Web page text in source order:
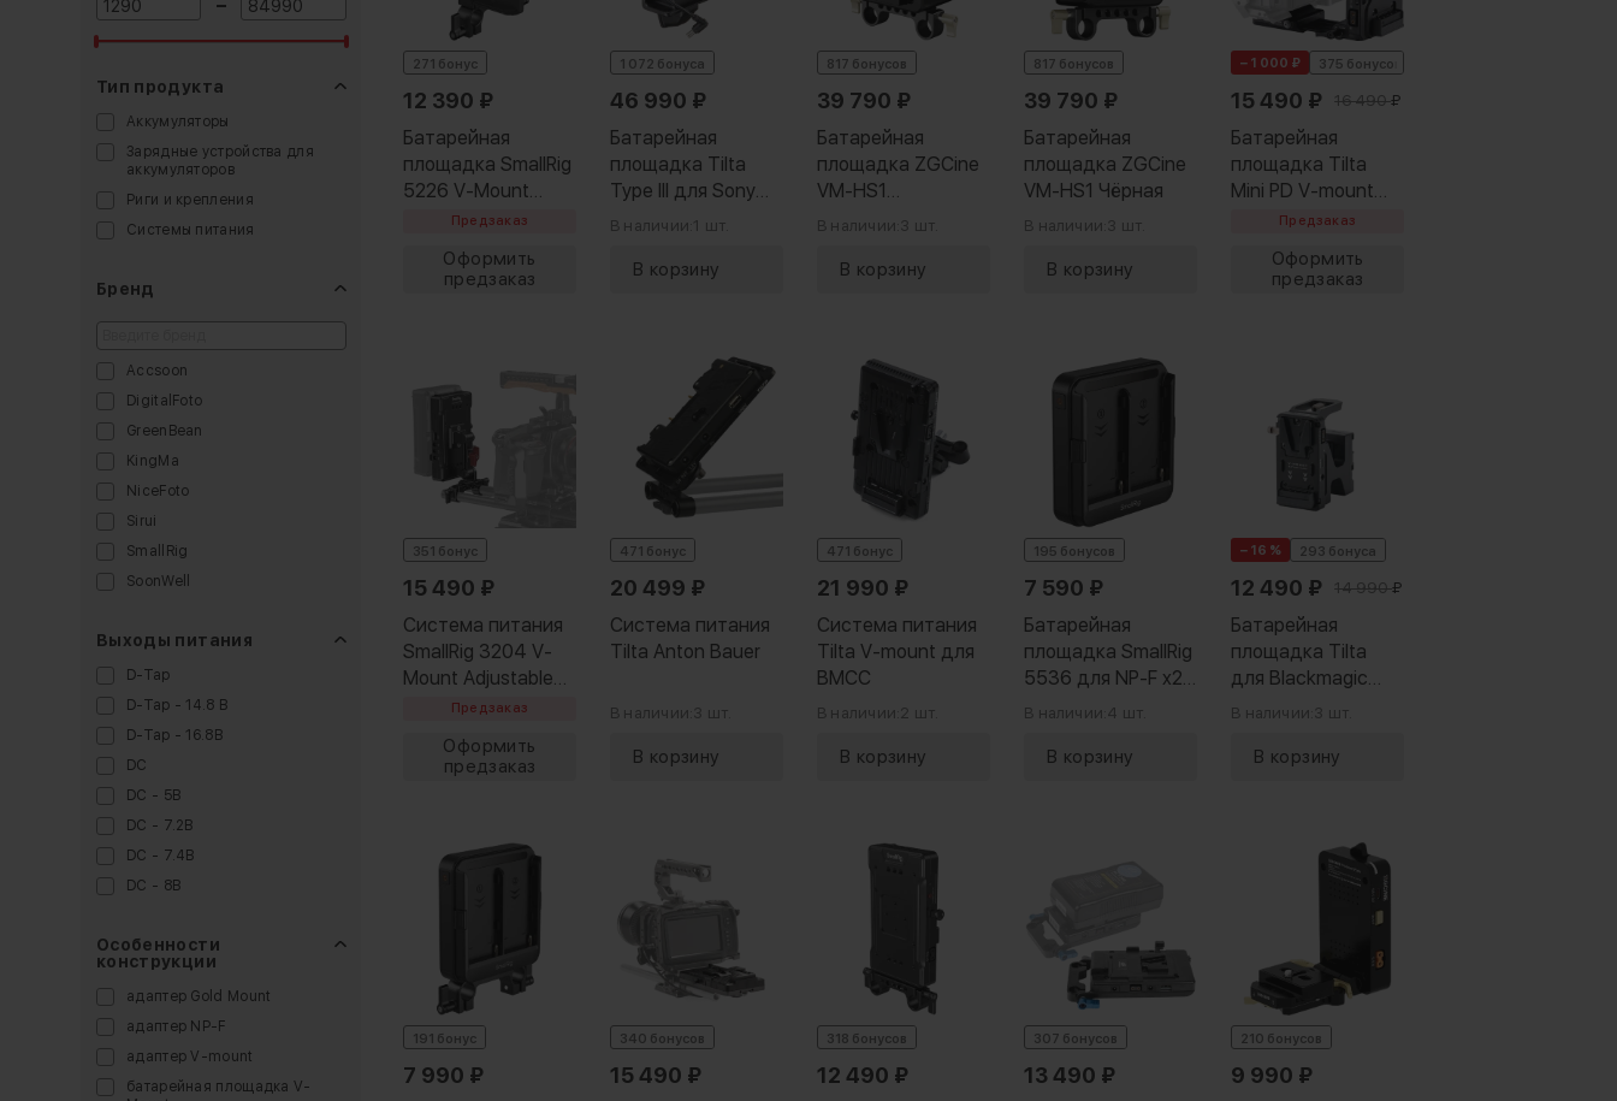
Тип продукта
Аккумуляторы
Зарядные устройства для
аккумуляторов
Риги и крепления
Системы питания
Бренд
Accsoon
DigitalFoto
GreenBean
KingMa
NiceFoto
Sirui
SmallRig
SoonWell
Ulanzi
ZGCine
Выходы питания
D-Tap
D-Tap - 14.8 В
D-Tap - 16.8В
DC
DC - 5В
DC - 7.2В
DC - 7.4В
DC - 8В
DC - 15В
DC 5.5/2.5мм - 12 В
Lemo 2 pin - 14.8 В
Lemo 6 pin
Type-C
Особенности
конструкции
адаптер Gold Mount
адаптер NP-F
адаптер V-mount
батарейная площадка V-
271 бонус
12 390 ₽
Батарейная
площадка SmallRig
5226 V-Mount
Plate Kit 15mm LWS
Предзаказ
1 072 бонуса
46 990 ₽
Батарейная
площадка Tilta
Type III для Sony
FX9 (V-Mount)
В наличии: 1 шт.
817 бонусов
39 790 ₽
Батарейная
площадка ZGCine
VM-HS1
Оранжевая
В наличии: 3 шт.
817 бонусов
39 790 ₽
Батарейная
площадка ZGCine
VM-HS1 Чёрная
В наличии: 3 шт.
− 1 000 ₽ 375 бонусов
15 490 ₽ 16 490₽
Батарейная
площадка Tilta
Mini PD V-mount
ARCA Receiver Kit
Предзаказ
351 бонус
15 490 ₽
Система питания
SmallRig 3204 V-
Mount Adjustable
Arm 15ммПредзаказ
471 бонус
20 499 ₽
Система питания
Tilta Anton Bauer
В наличии: 3 шт.
471 бонус
21 990 ₽
Система питания
Tilta V-mount для
BMCC
В наличии: 2 шт.
195 бонусов
7 590 ₽
Батарейная
площадка SmallRig
5536 для NP-F x2
(Hot‑Swap UPS)
В наличии: 4 шт.
− 16 % 293 бонуса
12 490 ₽ 14 990₽
Батарейная
площадка Tilta
для Blackmagic
PYXIS 6K (V-mount)
В наличии: 3 шт.
191 бонус
7 990 ₽
340 бонусов
15 490 ₽
318 бонусов
12 490 ₽
307 бонусов
13 490 ₽
210 бонусов
9 990 ₽